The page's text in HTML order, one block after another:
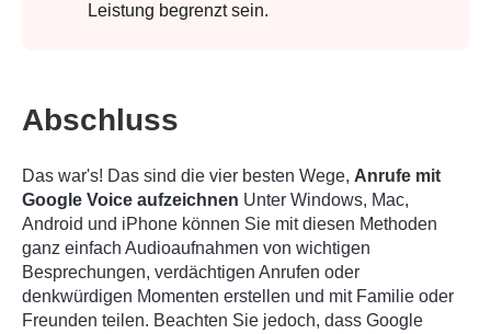
Leistung begrenzt sein.
Abschluss
Das war's! Das sind die vier besten Wege, Anrufe mit
Google Voice aufzeichnen Unter Windows, Mac,
Android und iPhone können Sie mit diesen Methoden
ganz einfach Audioaufnahmen von wichtigen
Besprechungen, verdächtigen Anrufen oder
denkwürdigen Momenten erstellen und mit Familie oder
Freunden teilen. Beachten Sie jedoch, dass Google